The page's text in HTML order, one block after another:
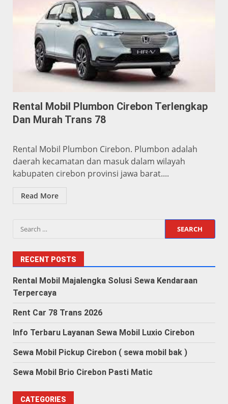
Rental Mobil Plumbon Cirebon Terlengkap
Dan Murah Trans 78
Rental Mobil Plumbon Cirebon. Plumbon adalah
daerah kecamatan dan masuk dalam wilayah
kabupaten cirebon provinsi jawa barat....
Read More
Search
RECENT POSTS
Rental Mobil Majalengka Solusi Sewa Kendaraan
Terpercaya
Rent Car 78 Trans 2026
Info Terbaru Layanan Sewa Mobil Luxio Cirebon
Sewa Mobil Pickup Cirebon ( sewa mobil bak )
Sewa Mobil Brio Cirebon Pasti Matic
CATEGORIES